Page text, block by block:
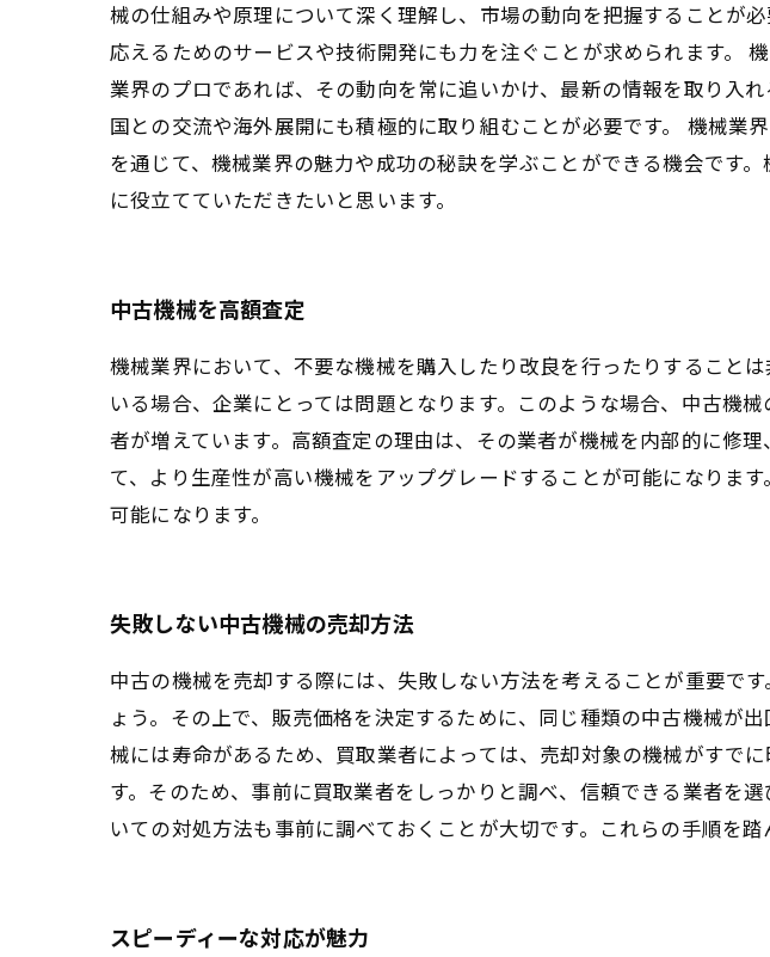
械の仕組みや原理について深く理解し、市場の動向を把握することが
応えるためのサービスや技術開発にも力を注ぐことが求められます。
業界のプロであれば、その動向を常に追いかけ、最新の情報を取り入
国との交流や海外展開にも積極的に取り組むことが必要です。 機械
を通じて、機械業界の魅力や成功の秘訣を学ぶことができる機会です
に役立てていただきたいと思います。
中古機械を高額査定
機械業界において、不要な機械を購入したり改良を行ったりすること
いる場合、企業にとっては問題となります。このような場合、中古機
者が増えています。高額査定の理由は、その業者が機械を内部的に修
て、より生産性が高い機械をアップグレードすることが可能になりま
可能になります。
失敗しない中古機械の売却方法
中古の機械を売却する際には、失敗しない方法を考えることが重要で
ょう。その上で、販売価格を決定するために、同じ種類の中古機械が
械には寿命があるため、買取業者によっては、売却対象の機械がすで
す。そのため、事前に買取業者をしっかりと調べ、信頼できる業者を
いての対処方法も事前に調べておくことが大切です。これらの手順を
スピーディーな対応が魅力